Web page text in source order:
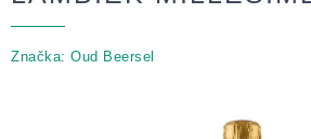
Značka: Oud Beersel